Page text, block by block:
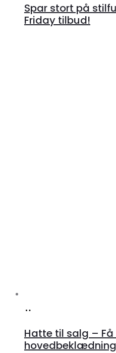
Spar stort på
Friday tilbud!
Hatte til salg –